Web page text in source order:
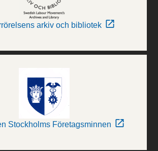
arkiv och bibliotek
Stockholms Företagsminnen